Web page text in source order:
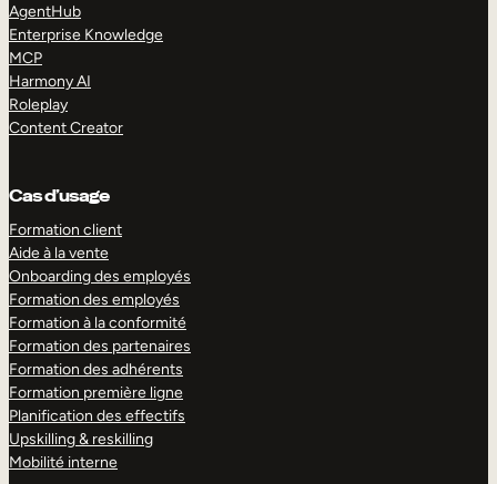
AgentHub
Enterprise Knowledge
MCP
Harmony AI
Roleplay
Content Creator
Cas d’usage
Formation client
Aide à la vente
Onboarding des employés
Formation des employés
Formation à la conformité
Formation des partenaires
Formation des adhérents
Formation première ligne
Planification des effectifs
Upskilling & reskilling
Mobilité interne